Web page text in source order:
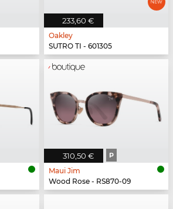
233,60 €
Oakley
SUTRO TI - 601305
310,50 € P
Maui Jim
Wood Rose - RS870-09